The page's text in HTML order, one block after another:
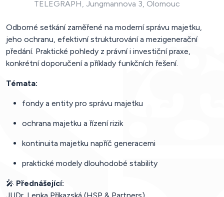
TELEGRAPH, Jungmannova 3, Olomouc
Odborné setkání zaměřené na moderní správu majetku,
jeho ochranu, efektivní strukturování a mezigenerační
předání. Praktické pohledy z právní i investiční praxe,
konkrétní doporučení a příklady funkčních řešení.
Témata:
fondy a entity pro správu majetku
ochrana majetku a řízení rizik
kontinuita majetku napříč generacemi
praktické modely dlouhodobé stability
🎤 Přednášející: